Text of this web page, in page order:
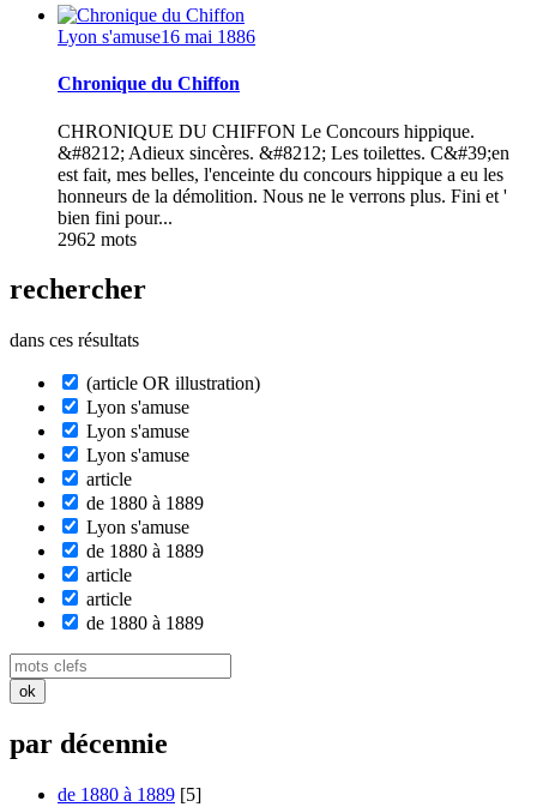
Lyon s'amuse16 mai 1886
Chronique du Chiffon
CHRONIQUE DU CHIFFON Le Concours hippique.
&#8212; Adieux sincères. &#8212; Les toilettes. C&#39;en
est fait, mes belles, l'enceinte du concours hippique a eu les
honneurs de la démolition. Nous ne le verrons plus. Fini et '
bien fini pour...
2962 mots
rechercher
dans ces résultats
(article OR illustration)
Lyon s'amuse
Lyon s'amuse
Lyon s'amuse
article
de 1880 à 1889
Lyon s'amuse
de 1880 à 1889
article
article
de 1880 à 1889
par décennie
de 1880 à 1889 [5]